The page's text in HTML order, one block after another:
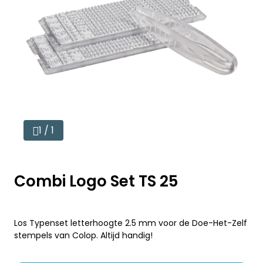
1 / 1
Combi Logo Set TS 25
Los Typenset letterhoogte 2.5 mm voor de Doe-Het-Zelf
stempels van Colop. Altijd handig!